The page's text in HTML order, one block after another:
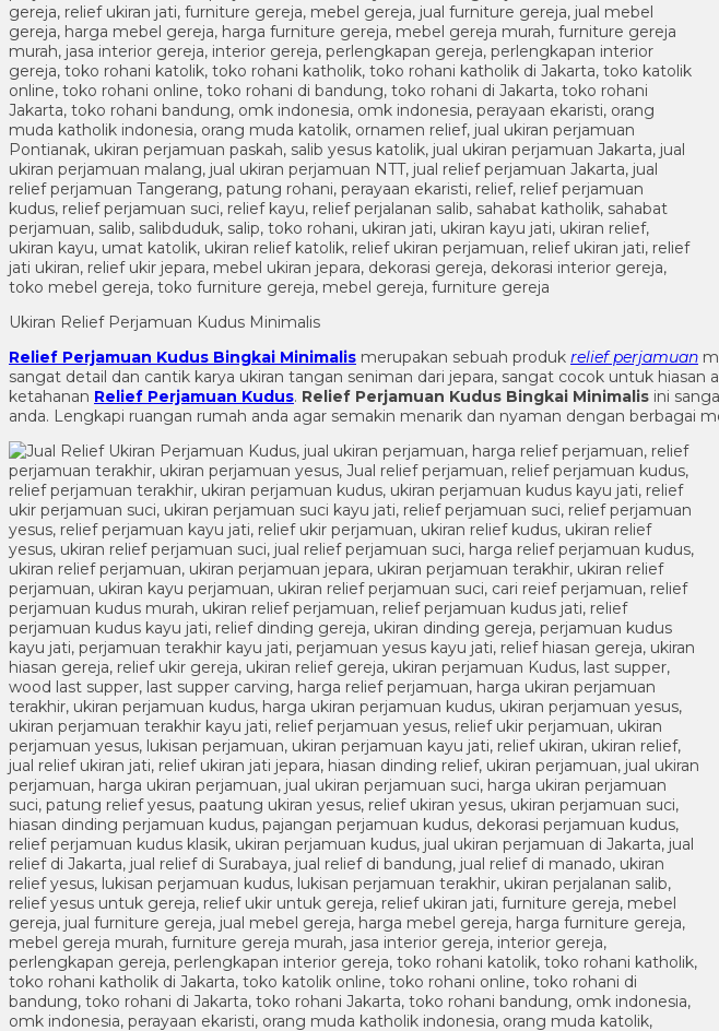
Ukiran Relief Perjamuan Kudus Minimalis
Relief Perjamuan Kudus Bingkai Minimalis merupakan sebuah produk relief perjamuan
sangat detail dan cantik karya ukiran tangan seniman dari jepara, sangat cocok untuk
ketahanan Relief Perjamuan Kudus. Relief Perjamuan Kudus Bingkai Minimalis ini
anda. Lengkapi ruangan rumah anda agar semakin menarik dan nyaman dengan berbagai